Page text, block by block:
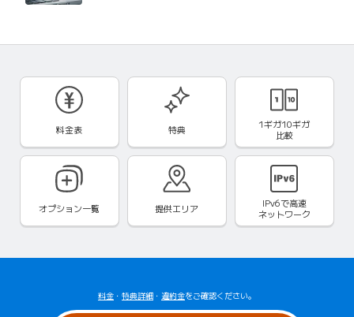
料金表 特典
1ギガ10ギガ
比較
オプション一覧 提供エリア IPv6で高速
ネットワーク
料金 ・ 特典詳細 ・ 違約金をご確認ください。